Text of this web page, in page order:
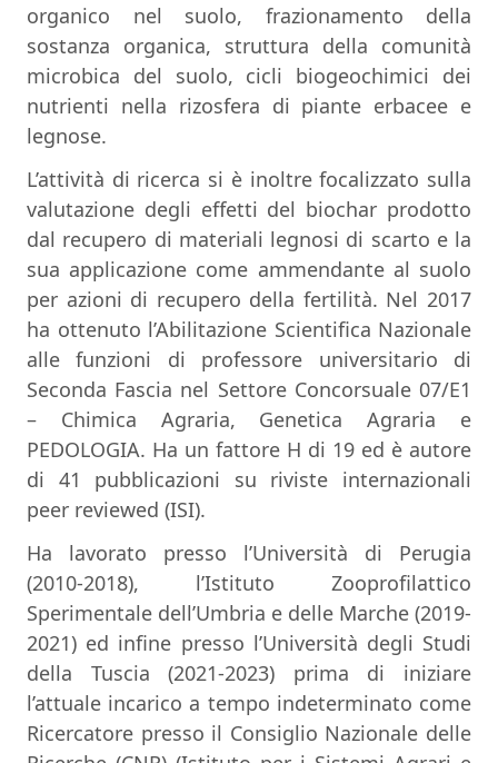
organico nel suolo, frazionamento della
sostanza organica, struttura della comunità
microbica del suolo, cicli biogeochimici dei
nutrienti nella rizosfera di piante erbacee e
legnose.
L’attività di ricerca si è inoltre focalizzato sulla
valutazione degli effetti del biochar prodotto
dal recupero di materiali legnosi di scarto e la
sua applicazione come ammendante al suolo
per azioni di recupero della fertilità. Nel 2017
ha ottenuto l’Abilitazione Scientifica Nazionale
alle funzioni di professore universitario di
Seconda Fascia nel Settore Concorsuale 07/E1
– Chimica Agraria, Genetica Agraria e
PEDOLOGIA. Ha un fattore H di 19 ed è autore
di 41 pubblicazioni su riviste internazionali
peer reviewed (ISI).
Ha lavorato presso l’Università di Perugia
(2010-2018), l’Istituto Zooprofilattico
Sperimentale dell’Umbria e delle Marche (2019-
2021) ed infine presso l’Università degli Studi
della Tuscia (2021-2023) prima di iniziare
l’attuale incarico a tempo indeterminato come
Ricercatore presso il Consiglio Nazionale delle